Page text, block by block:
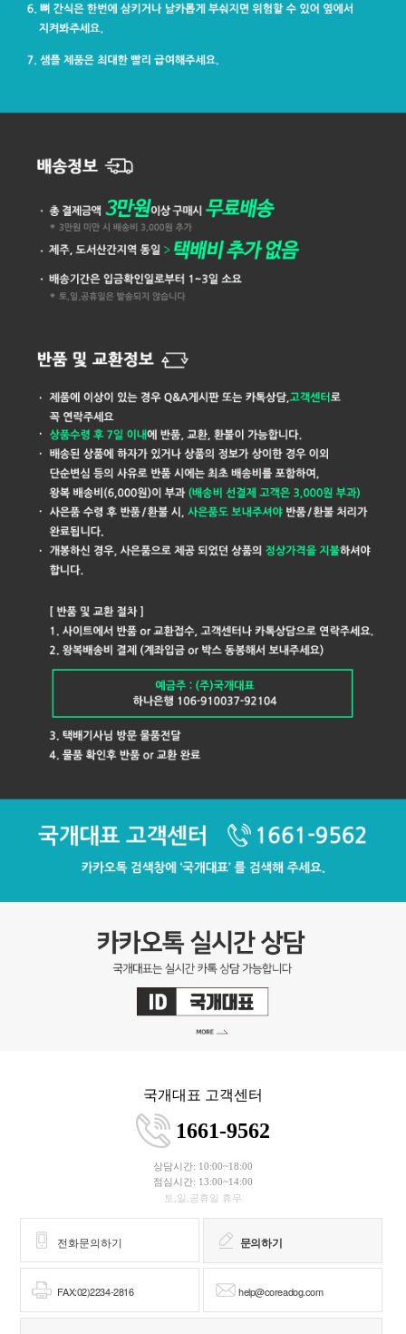
국개대표 고객센터
1661-9562
상담시간: 10:00~18:00
점심시간: 13:00~14:00
토,일,공휴일 휴무
전화문의하기 문의하기
FAX:02)2234-2816 help@coreadog.com